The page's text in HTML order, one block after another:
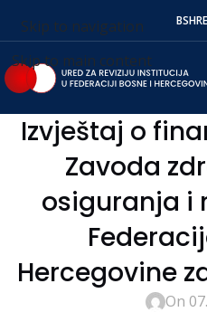
Skip to navigation
Skip to main content
BSHR
Izvještaj o
Zavoda
osiguranja i
Hercegovine
On